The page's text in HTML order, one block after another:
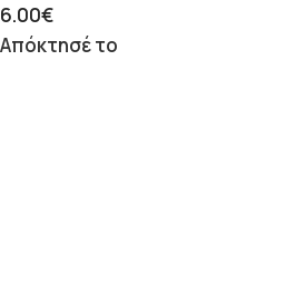
6.00€
Απόκτησέ το